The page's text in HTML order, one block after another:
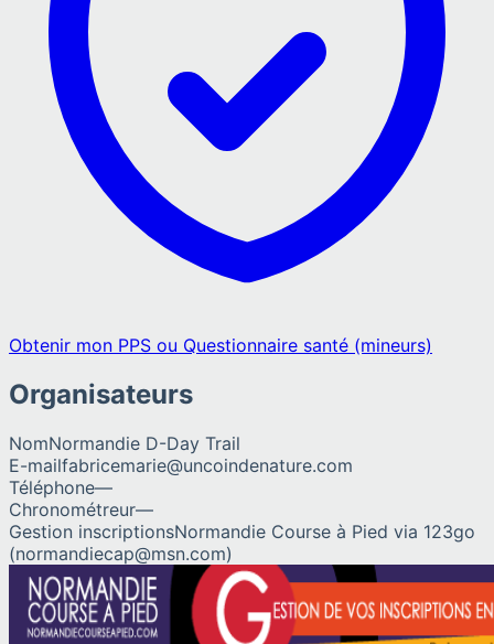
Obtenir mon PPS ou Questionnaire santé (mineurs)
Organisateurs
NomNormandie D-Day Trail
E-mailfabricemarie@uncoindenature.com
Téléphone—
Chronométreur—
Gestion inscriptionsNormandie Course à Pied via 123go
(normandiecap@msn.com)